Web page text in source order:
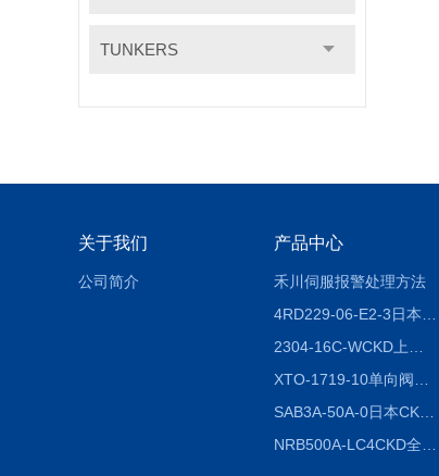
TUNKERS
关于我们
公司简介
产品中心
禾川伺服报警处理方法
SAB3A-50A-0日本CKD全国授权代理